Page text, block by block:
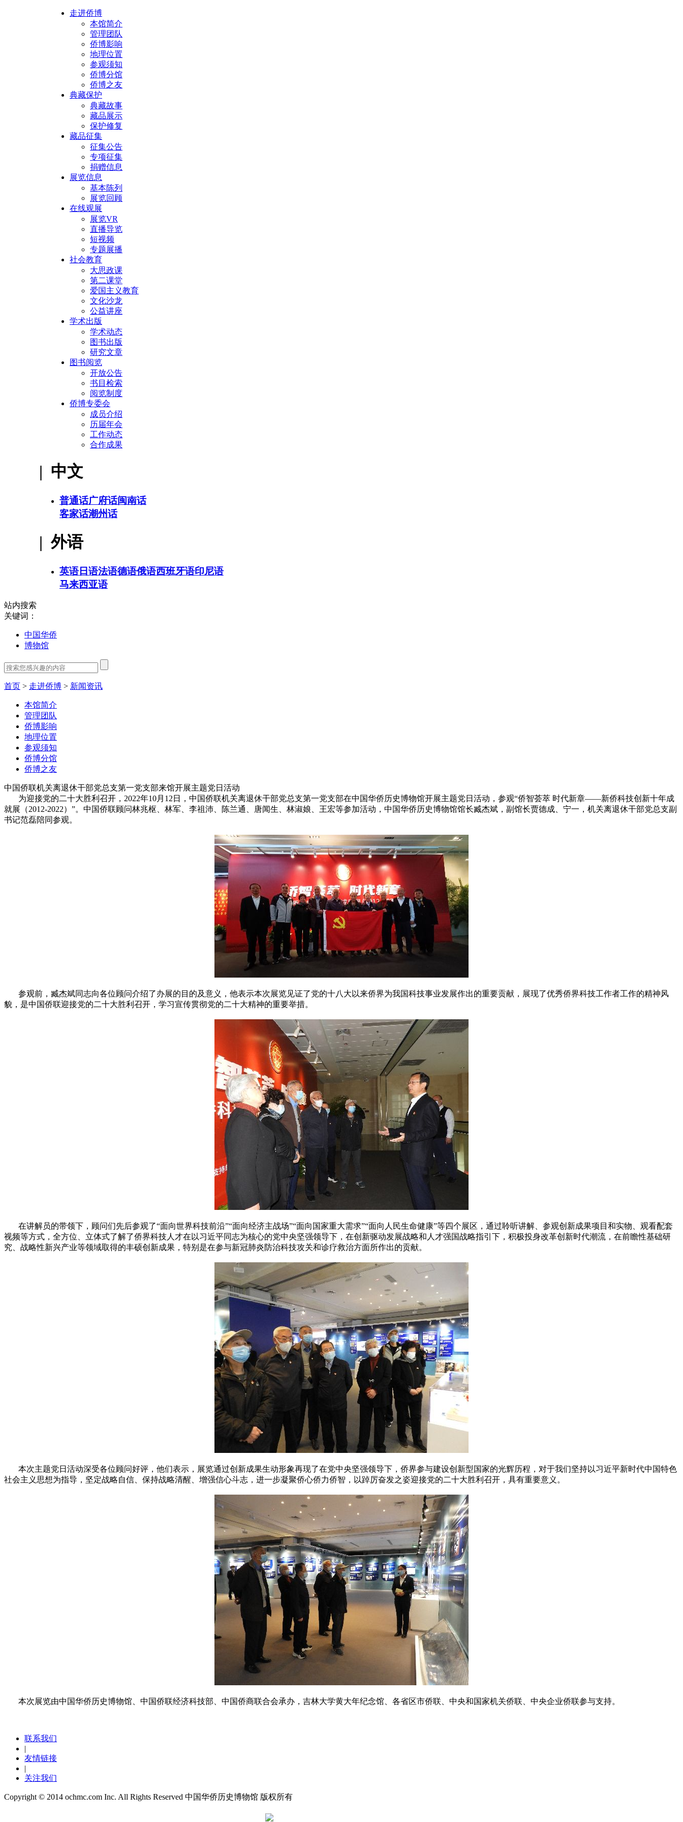
走进侨博
本馆简介
管理团队
侨博影响
地理位置
参观须知
侨博分馆
侨博之友
典藏保护
典藏故事
藏品展示
保护修复
藏品征集
征集公告
专项征集
捐赠信息
展览信息
基本陈列
展览回顾
在线观展
展览VR
直播导览
短视频
专题展播
社会教育
大思政课
第二课堂
爱国主义教育
文化沙龙
公益讲座
学术出版
学术动态
图书出版
研究文章
图书阅览
开放公告
书目检索
阅览制度
侨博专委会
成员介绍
历届年会
工作动态
合作成果
| 中文
普通话广府话闽南话
客家话潮州话
| 外语
英语日语法语德语俄语西班牙语印尼语
马来西亚语
站内搜索
关键词：
中国华侨
博物馆
首页 > 走进侨博 > 新闻资讯
本馆简介
管理团队
侨博影响
地理位置
参观须知
侨博分馆
侨博之友
中国侨联机关离退休干部党总支第一党支部来馆开展主题党日活动
为迎接党的二十大胜利召开，2022年10月12日，中国侨联机关离退休干部党总支第一党支部在中国华侨历史博物馆开展主题党日活动，参观“侨智荟萃 时代新章——新侨科技创新十年成
就展（2012-2022）”。中国侨联顾问林兆枢、林军、李祖沛、陈兰通、唐闻生、林淑娘、王宏等参加活动，中国华侨历史博物馆馆长臧杰斌，副馆长贾德成、宁一，机关离退休干部党总支副
书记范磊陪同参观。
参观前，臧杰斌同志向各位顾问介绍了办展的目的及意义，他表示本次展览见证了党的十八大以来侨界为我国科技事业发展作出的重要贡献，展现了优秀侨界科技工作者工作的精神风
貌，是中国侨联迎接党的二十大胜利召开，学习宣传贯彻党的二十大精神的重要举措。
在讲解员的带领下，顾问们先后参观了“面向世界科技前沿”“面向经济主战场”“面向国家重大需求”“面向人民生命健康”等四个展区，通过聆听讲解、参观创新成果项目和实物、观看配套
视频等方式，全方位、立体式了解了侨界科技人才在以习近平同志为核心的党中央坚强领导下，在创新驱动发展战略和人才强国战略指引下，积极投身改革创新时代潮流，在前瞻性基础研
究、战略性新兴产业等领域取得的丰硕创新成果，特别是在参与新冠肺炎防治科技攻关和诊疗救治方面所作出的贡献。
本次主题党日活动深受各位顾问好评，他们表示，展览通过创新成果生动形象再现了在党中央坚强领导下，侨界参与建设创新型国家的光辉历程，对于我们坚持以习近平新时代中国特色
社会主义思想为指导，坚定战略自信、保持战略清醒、增强信心斗志，进一步凝聚侨心侨力侨智，以踔厉奋发之姿迎接党的二十大胜利召开，具有重要意义。
本次展览由中国华侨历史博物馆、中国侨联经济科技部、中国侨商联合会承办，吉林大学黄大年纪念馆、各省区市侨联、中央和国家机关侨联、中央企业侨联参与支持。
联系我们
友情链接
关注我们
Copyright © 2014 ochmc.com Inc. All Rights Reserved 中国华侨历史博物馆 版权所有